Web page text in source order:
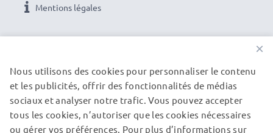
Mentions légales
NOS PARTENAIRES DE LIVRAISON
×
Nous utilisons des cookies pour personnaliser le contenu
et les publicités, offrir des fonctionnalités de médias
sociaux et analyser notre trafic. Vous pouvez accepter
tous les cookies, n’autoriser que les cookies nécessaires
ou gérer vos préférences. Pour plus d’informations sur